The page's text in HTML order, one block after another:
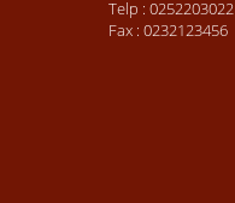
Telp : 0252203022
Fax : 0232123456